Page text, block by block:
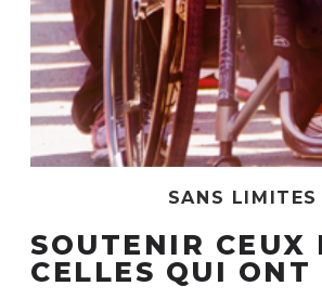
SANS LIMITES
SOUTENIR CEUX
CELLES QUI ONT